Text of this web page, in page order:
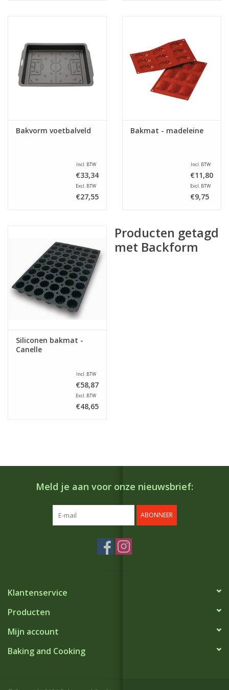
Bakvorm voetbalveld
Incl. BTW
€33,34
Excl. BTW
€27,55
Bakmat - madeleine
Incl. BTW
€11,80
Excl. BTW
€9,75
Siliconen bakmat -
Canelle
Incl. BTW
€58,87
Excl. BTW
€48,65
Producten getagd
met Backform
Meld je aan voor onze nieuwsbrief:
ABONNEER
Klantenservice
Producten
Mijn account
Baking and Cooking